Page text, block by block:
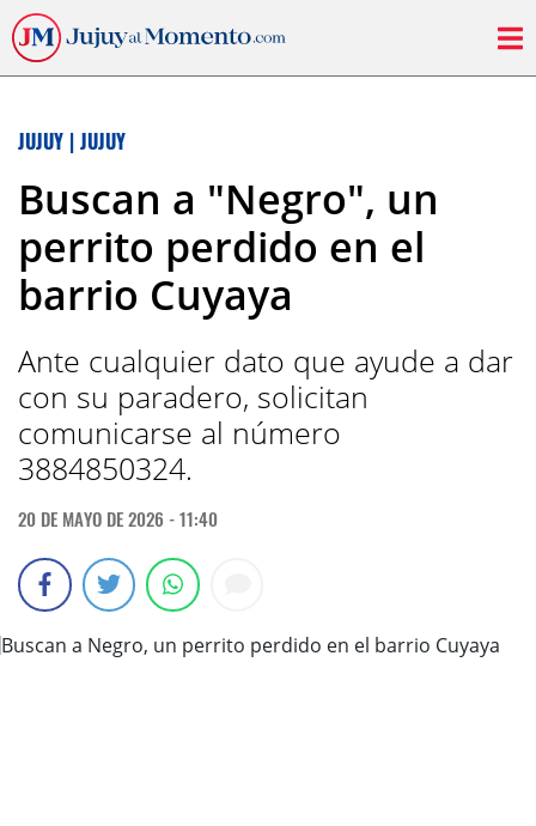
JUJUY | JUJUY
Buscan a "Negro", un
perrito perdido en el
barrio Cuyaya
Ante cualquier dato que ayude a dar
con su paradero, solicitan
comunicarse al número
3884850324.
20 DE MAYO DE 2026 - 11:40